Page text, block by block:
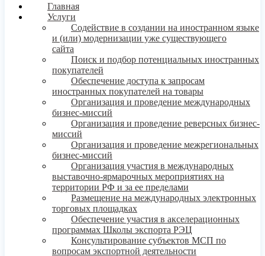
Главная
Услуги
Содействие в создании на иностранном языке
и (или) модернизации уже существующего
сайта
Поиск и подбор потенциальных иностранных
покупателей
Обеспечение доступа к запросам
иностранных покупателей на товары
Организация и проведение международных
бизнес-миссий
Организация и проведение реверсных бизнес-
миссий
Организация и проведение межрегиональных
бизнес-миссий
Организация участия в международных
выставочно-ярмарочных мероприятиях на
территории РФ и за ее пределами
Размещение на международных электронных
торговых площадках
Обеспечение участия в акселерационных
программах Школы экспорта РЭЦ
Консультирование субъектов МСП по
вопросам экспортной деятельности